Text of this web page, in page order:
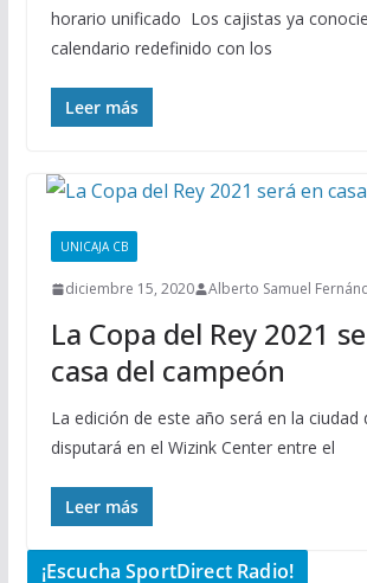
horario unificado Los cajistas ya
calendario redefinido con los
Leer más
UNICAJA CB
diciembre 15, 2020 Alberto Samuel
La Copa del Rey 2021
casa del campeón
La edición de este año será en la ciudad
disputará en el Wizink Center entre el
Leer más
¡Escucha SportDirect Radio!